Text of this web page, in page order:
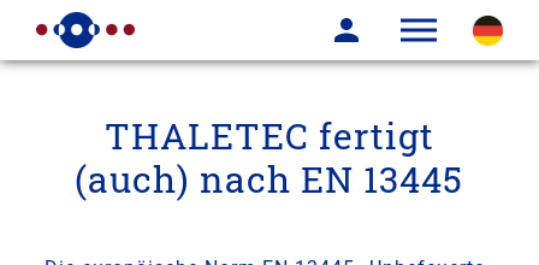
THALETEC fertigt
(auch) nach EN 13445